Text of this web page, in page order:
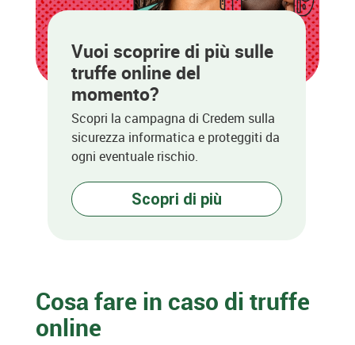
Vuoi scoprire di più sulle
truffe online del
momento?
Scopri la campagna di Credem sulla
sicurezza informatica e proteggiti da
ogni eventuale rischio.
Scopri di più
Cosa fare in caso di truffe
online